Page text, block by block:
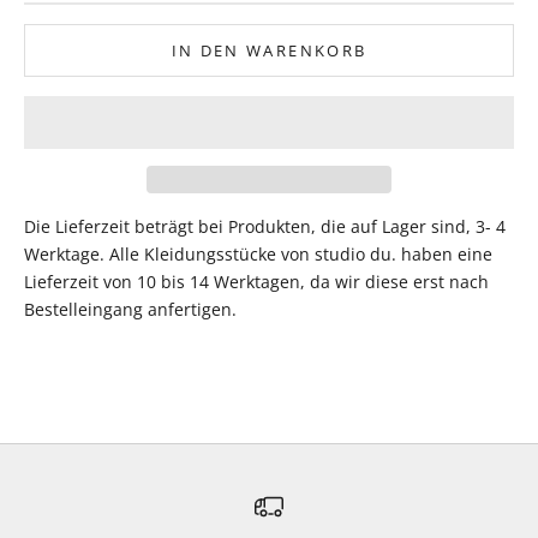
IN DEN WARENKORB
Die Lieferzeit beträgt bei Produkten, die auf Lager sind, 3- 4
Werktage. Alle Kleidungsstücke von studio du. haben eine
Lieferzeit von 10 bis 14 Werktagen, da wir diese erst nach
Bestelleingang anfertigen.